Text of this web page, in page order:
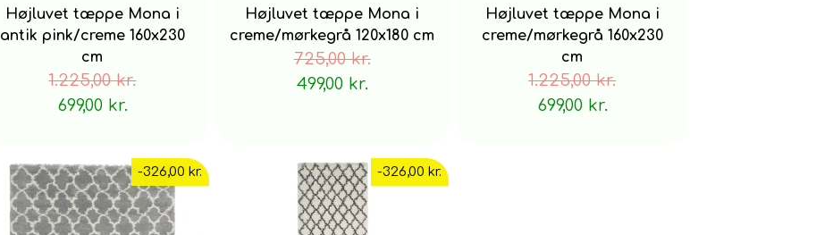
Velegnet til gulvvarme
Ja
Dup små pletter af hurtigst muligt med en fugtig klud. Undgå at gnide for ikke at arbejde pletten
dybere ind i stoffet.
Højluvet tæppe Mona i
antik pink/creme 160x230
cm
1.225,00 kr.
699,00 kr.
Højluvet tæppe Mona i
creme/mørkegrå 120x180 cm
725,00 kr.
499,00 kr.
Højluvet tæppe Mona i
creme/mørkegrå 160x230
cm
1.225,00 kr.
699,00 kr.
-326,00 kr. -326,00 kr.